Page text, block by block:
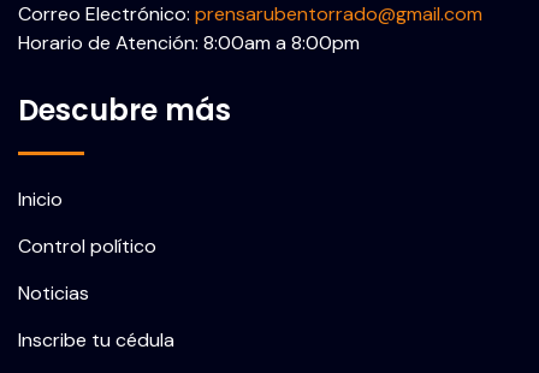
Correo Electrónico: prensarubentorrado@gmail.com
Horario de Atención: 8:00am a 8:00pm
Descubre más
Inicio
Control político
Noticias
Inscribe tu cédula